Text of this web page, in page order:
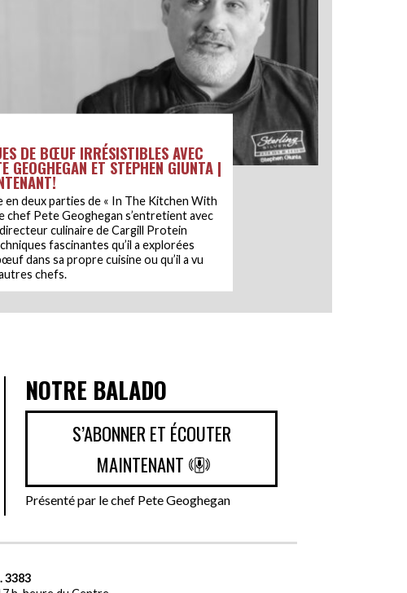
DE BŒUF IRRÉSISTIBLES AVEC
GEOGHEGAN ET STEPHEN GIUNTA |
en deux parties de « In The Kitchen With
chef Pete Geoghegan s’entretient avec
culinaire de Cargill Protein
fascinantes qu’il a explorées
dans sa propre cuisine ou qu’il a vu
chefs.
NOTRE BALADO
S’ABONNER ET ÉCOUTER
MAINTENANT
Présenté par le chef Pete Geoghegan
3383